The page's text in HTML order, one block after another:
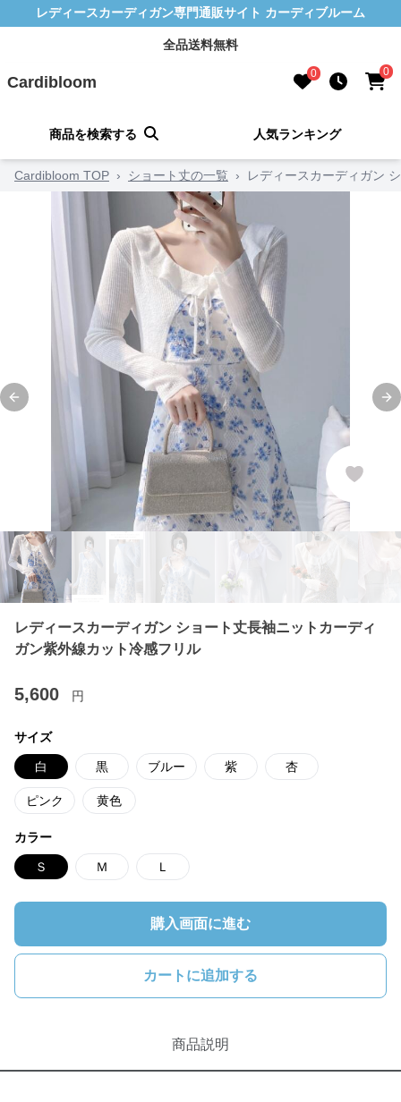
レディースカーディガン専門通販サイト カーディブルーム
全品送料無料
Cardibloom 0 0
商品を検索する 人気ランキング
Cardibloom TOP › ショート丈の一覧 › レディースカーディガン
Previous slide
レディースカーディガン ショート丈長袖ニットカーディ
ガン紫外線カット冷感フリル
5,600 円
サイズ
白 黒 ブルー 紫 杏
ピンク 黄色
カラー
Ｓ Ｍ Ｌ
購入画面に進む
カートに追加する
商品説明